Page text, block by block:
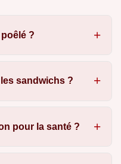
?
sandwichs ?
pour la santé ?